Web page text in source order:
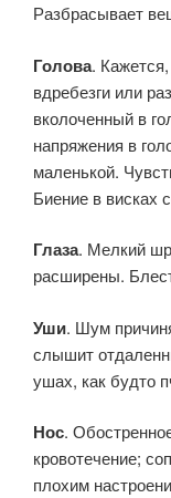
Разбрасывает
Голова.
вдребезги или
вколоченный в
напряжения в
маленькой.
Биение в висках
Глаза. Мелкий
расширены.
Уши. Шум
слышит
ушах, как будто
Нос.
кровотечение;
плохим